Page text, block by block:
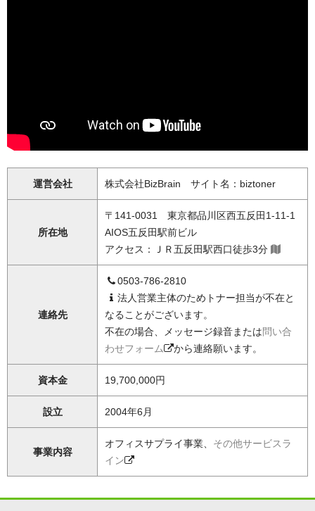
運営会社 株式会社BizBrain サイト名：biztoner
所在地
〒141-0031 東京都品川区西五反田1-11-1
AIOS五反田駅前ビル
アクセス：ＪＲ五反田駅西口徒歩3分
連絡先
0503-786-2810
法人営業主体のためトナー担当が不在と
なることがございます。
不在の場合、メッセージ録音または問い合
わせフォーム
から連絡願います。
資本金 19,700,000円
設立 2004年6月
事業内容
オフィスサプライ事業、 その他サービスラ
イン